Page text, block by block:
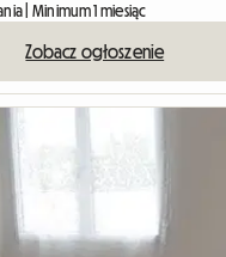
| Minimum 1 miesiąc
Zobacz ogłoszenie